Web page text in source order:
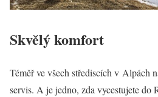
Skvělý komfort
Téměř ve všech střediscích v Alpách
servis. A je jedno, zda vycestujete do